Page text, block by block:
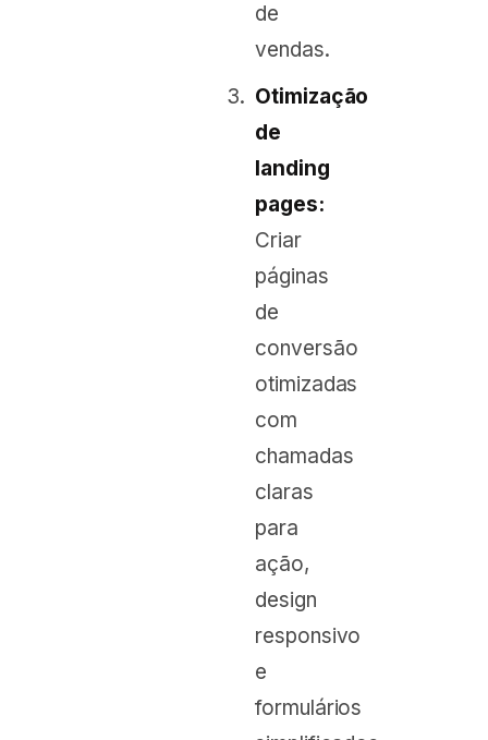
de
vendas.
Otimização
de
landing
pages:
Criar
páginas
de
conversão
otimizadas
com
chamadas
claras
para
ação,
design
responsivo
e
formulários